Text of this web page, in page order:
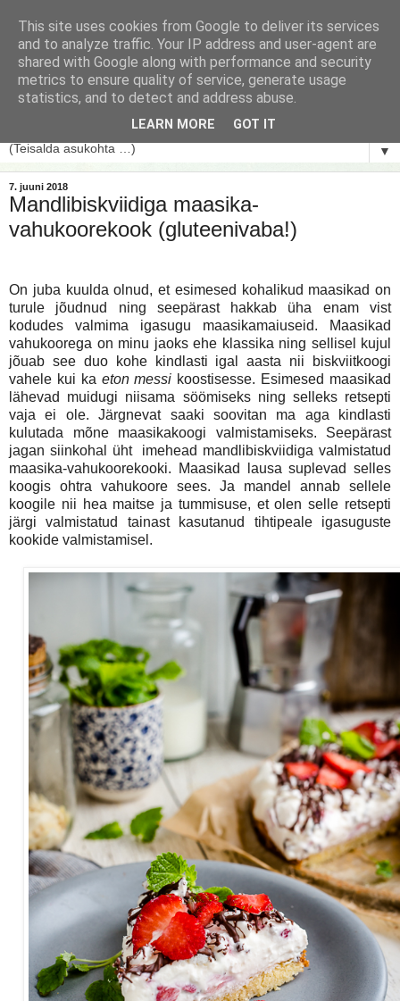
▼
7. juuni 2018
Mandlibiskviidiga maasika-
vahukoorekook (gluteenivaba!)
On juba kuulda olnud, et esimesed kohalikud maasikad on
turule jõudnud ning seepärast hakkab üha enam vist
kodudes valmima igasugu maasikamaiuseid. Maasikad
vahukoorega on minu jaoks ehe klassika ning sellisel kujul
jõuab see duo kohe kindlasti igal aasta nii biskviitkoogi
vahele kui ka eton messi koostisesse. Esimesed maasikad
lähevad muidugi niisama söömiseks ning selleks retsepti
vaja ei ole. Järgnevat saaki soovitan ma aga kindlasti
kulutada mõne maasikakoogi valmistamiseks. Seepärast
jagan siinkohal üht imehead mandlibiskviidiga valmistatud
maasika-vahukoorekooki. Maasikad lausa suplevad selles
koogis ohtra vahukoore sees. Ja mandel annab sellele
koogile nii hea maitse ja tummisuse, et olen selle retsepti
järgi valmistatud tainast kasutanud tihtipeale igasuguste
kookide valmistamisel.
This site uses cookies from Google to deliver its services
and to analyze traffic. Your IP address and user-agent are
shared with Google along with performance and security
metrics to ensure quality of service, generate usage
statistics, and to detect and address abuse.
LEARN MORE GOT IT